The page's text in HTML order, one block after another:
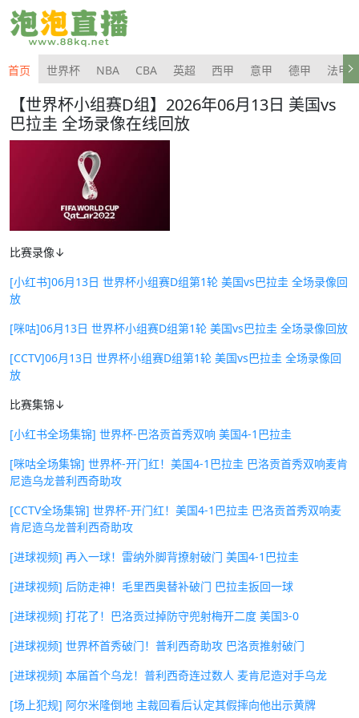
首页 世界杯 NBA CBA 英超 西甲 意甲 德甲 法甲
【世界杯小组赛D组】2026年06月13日 美国vs
巴拉圭 全场录像在线回放
比赛录像↓
[小红书]06月13日 世界杯小组赛D组第1轮 美国vs巴拉圭 全场录像回
放
[咪咕]06月13日 世界杯小组赛D组第1轮 美国vs巴拉圭 全场录像回放
[CCTV]06月13日 世界杯小组赛D组第1轮 美国vs巴拉圭 全场录像回
放
比赛集锦↓
[小红书全场集锦] 世界杯-巴洛贡首秀双响 美国4-1巴拉圭
[咪咕全场集锦] 世界杯-开门红！美国4-1巴拉圭 巴洛贡首秀双响麦肯
尼造乌龙普利西奇助攻
[CCTV全场集锦] 世界杯-开门红！美国4-1巴拉圭 巴洛贡首秀双响麦
肯尼造乌龙普利西奇助攻
[进球视频] 再入一球！雷纳外脚背撩射破门 美国4-1巴拉圭
[进球视频] 后防走神！毛里西奥替补破门 巴拉圭扳回一球
[进球视频] 打花了！巴洛贡过掉防守兜射梅开二度 美国3-0
[进球视频] 世界杯首秀破门！普利西奇助攻 巴洛贡推射破门
[进球视频] 本届首个乌龙！普利西奇连过数人 麦肯尼造对手乌龙
[场上犯规] 阿尔米隆倒地 主裁回看后认定其假摔向他出示黄牌